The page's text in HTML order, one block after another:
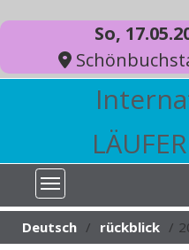
So,
You are here:
Deutsch rückblick